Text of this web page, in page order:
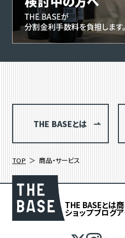
THE BASEとは
TOP 商品・サービス
THE BASEとは
ショップブログ